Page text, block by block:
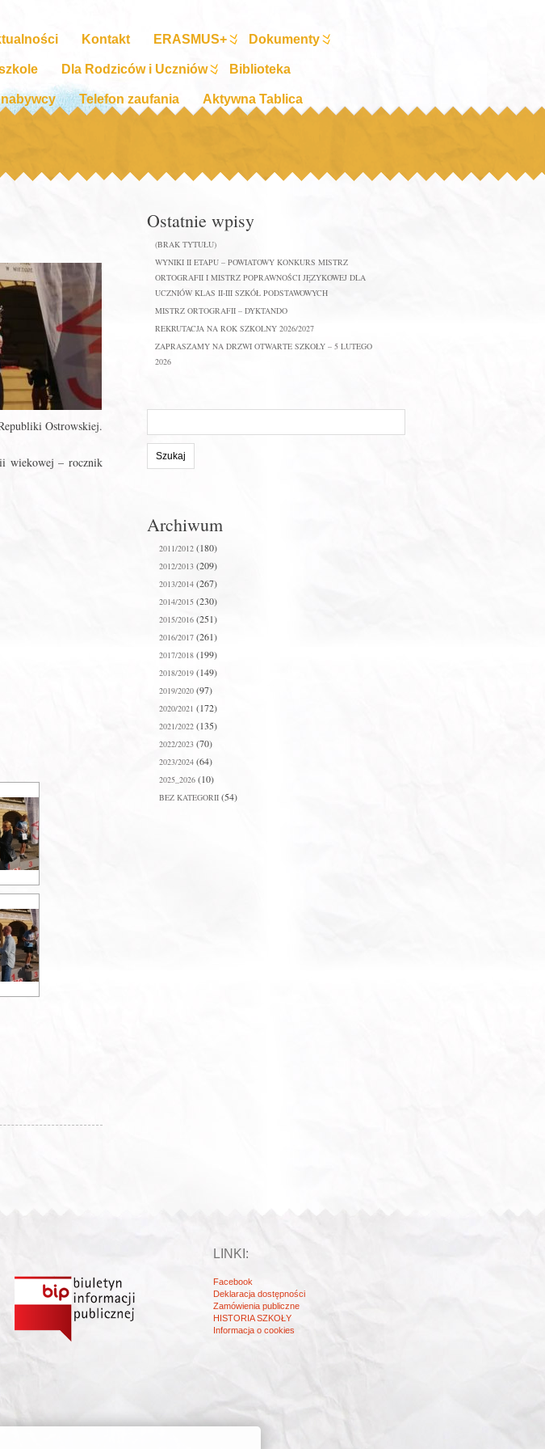
Kontakt ERASMUS+ Dokumenty
Dla Rodziców i Uczniów Biblioteka
Telefon zaufania Aktywna Tablica
Ostrowskiej.
wiekowej – rocznik
Ostatnie wpisy
(BRAK TYTUŁU)
WYNIKI II ETAPU – POWIATOWY KONKURS MISTRZ
ORTOGRAFII I MISTRZ POPRAWNOŚCI JĘZYKOWEJ DLA
UCZNIÓW KLAS II-III SZKÓŁ PODSTAWOWYCH
MISTRZ ORTOGRAFII – DYKTANDO
REKRUTACJA NA ROK SZKOLNY 2026/2027
ZAPRASZAMY NA DRZWI OTWARTE SZKOŁY – 5 LUTEGO
2026
stronie:
Archiwum
2011/2012 (180)
2012/2013 (209)
2013/2014 (267)
2014/2015 (230)
2015/2016 (251)
2016/2017 (261)
2017/2018 (199)
2018/2019 (149)
2019/2020 (97)
2020/2021 (172)
2021/2022 (135)
2022/2023 (70)
2023/2024 (64)
2025_2026 (10)
BEZ KATEGORII (54)
LINKI:
Facebook
Deklaracja dostępności
Zamówienia publiczne
HISTORIA SZKOŁY
Informacja o cookies